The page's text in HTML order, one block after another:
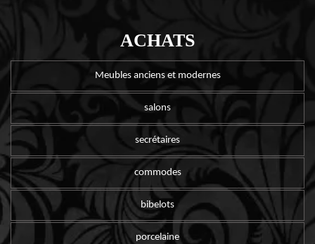
ACHATS
Meubles anciens et modernes
salons
secrétaires
commodes
bibelots
porcelaine